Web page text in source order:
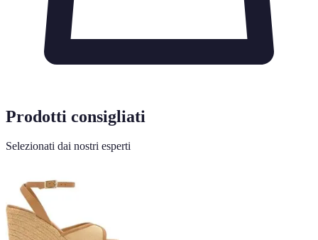
Prodotti consigliati
Selezionati dai nostri esperti